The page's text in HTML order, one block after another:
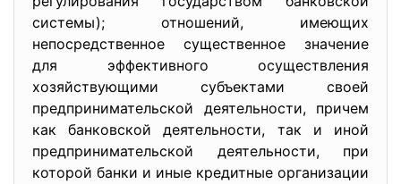
системы); отношений, имеющих
непосредственное существенное значение
для эффективного осуществления
хозяйствующими субъектами своей
предпринимательской деятельности, причем
как банковской деятельности, так и иной
предпринимательской деятельности, при
которой банки и иные кредитные организации